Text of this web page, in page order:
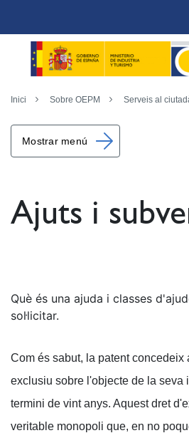
Inici Sobre OEPM Serveis al
Mostrar menú
Ajuts i
Què és una ajuda i classes
sol·licitar.
Com és sabut, la patent concedeix
exclusiu sobre l'objecte de la seva
termini de vint anys. Aquest dret
veritable monopoli que, en no